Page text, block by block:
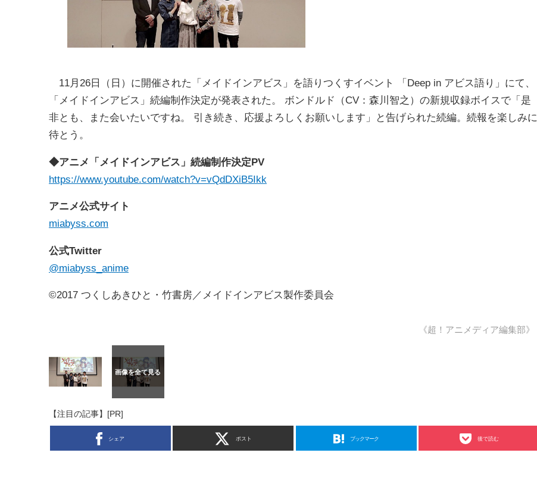
11月26日（日）に開催された「メイドインアビス」を語りつくすイベント 「Deep in アビス語り」にて、
「メイドインアビス」続編制作決定が発表された。 ボンドルド（CV：森川智之）の新規収録ボイスで「是
非とも、また会いたいですね。 引き続き、応援よろしくお願いします」と告げられた続編。続報を楽しみに
待とう。
◆アニメ「メイドインアビス」続編制作決定PV
https://www.youtube.com/watch?v=vQdDXiB5Ikk
アニメ公式サイト
miabyss.com
公式Twitter
@miabyss_anime
©2017 つくしあきひと・竹書房／メイドインアビス製作委員会
《超！アニメディア編集部》
【注目の記事】[PR]
シェア ポスト ブックマーク 後で読む